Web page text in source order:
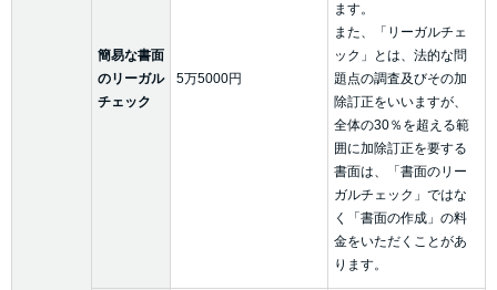
簡易な書面
のリーガル
チェック
5万5000円
ます。
また、「リーガルチェ
ック」とは、法的な問
題点の調査及びその加
除訂正をいいますが、
全体の30％を超える範
囲に加除訂正を要する
書面は、「書面のリー
ガルチェック」ではな
く「書面の作成」の料
金をいただくことがあ
ります。